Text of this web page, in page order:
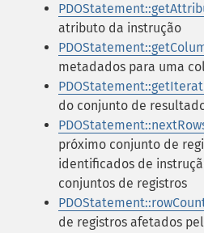
atributo da instrução
metadados para uma
do conjunto de
próximo conjunto de
identificados de
conjuntos de registros
de registros afetados